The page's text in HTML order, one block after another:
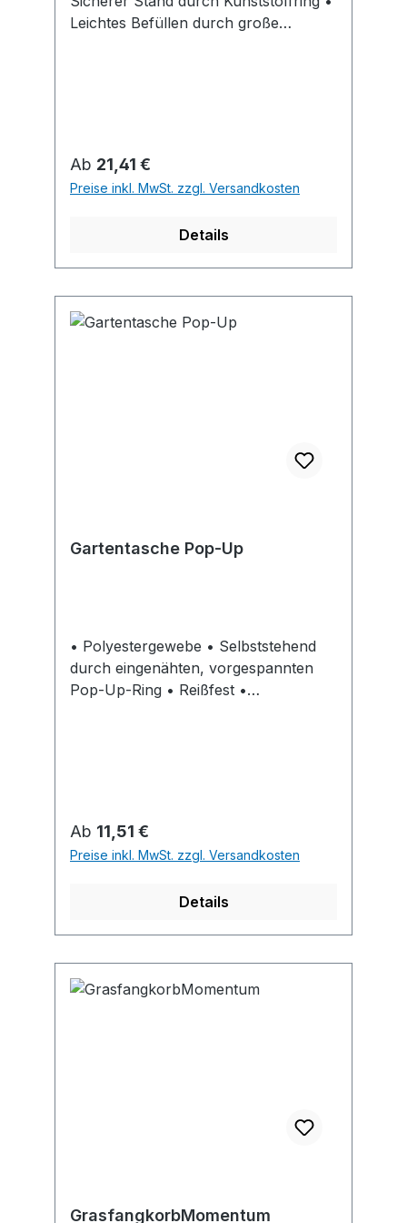
Leichtes Befüllen durch große
Regulärer Preis:
Ab 21,41 €
Preise inkl. MwSt. zzgl. Versandkosten
Details
Gartentasche Pop-Up
• Polyestergewebe • Selbststehend
durch eingenähten, vorgespannten
Pop-Up-Ring • Reißfest •
Regulärer Preis:
Ab 11,51 €
Preise inkl. MwSt. zzgl. Versandkosten
Details
GrasfangkorbMomentum